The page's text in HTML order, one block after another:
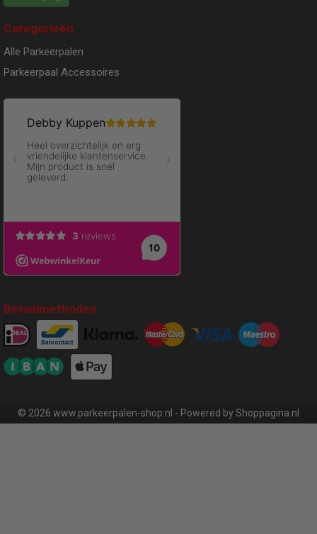
Categorieën
Alle Parkeerpalen
Parkeerpaal Accessoires
Betaalmethodes
© 2026 www.parkeerpalen-shop.nl - Powered by Shoppagina.nl